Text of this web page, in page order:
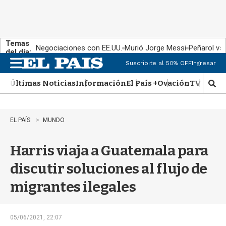
Temas
del día: Negociaciones con EE.UU. Murió Jorge Messi Peñarol
n
u
Suscribite al 50% OFFIngresar
Últimas NoticiasInformaciónEl País +OvaciónTV Show
M
o
EL PAÍS MUNDO
Harris viaja a Guatemala para
discutir soluciones al flujo de
migrantes ilegales
05/06/2021, 22:07